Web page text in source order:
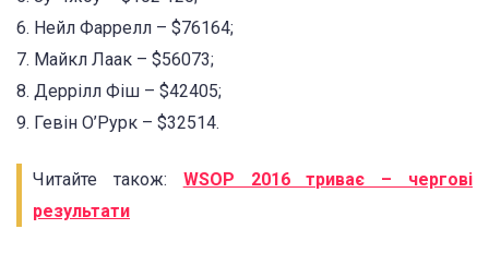
6. Нейл Фаррелл – $76164;
7. Майкл Лаак – $56073;
8. Деррілл Фіш – $42405;
9. Гевін О’Рурк – $32514.
Читайте також: WSOP 2016 триває – чергові
результати